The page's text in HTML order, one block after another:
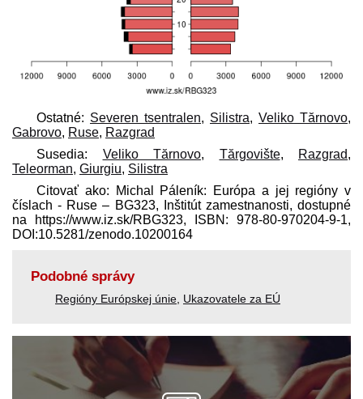
Ostatné: Severen tsentralen, Silistra, Veliko Tărnovo,
Gabrovo, Ruse, Razgrad
Susedia: Veliko Tărnovo, Tărgovište, Razgrad,
Teleorman, Giurgiu, Silistra
Citovať ako: Michal Páleník: Európa a jej regióny v
číslach - Ruse – BG323, Inštitút zamestnanosti, dostupné
na https://www.iz.sk/​RBG323, ISBN: 978-80-970204-9-1,
DOI:10.5281/zenodo.10200164
Podobné správy
Regióny Európskej únie Ukazovatele za EÚ